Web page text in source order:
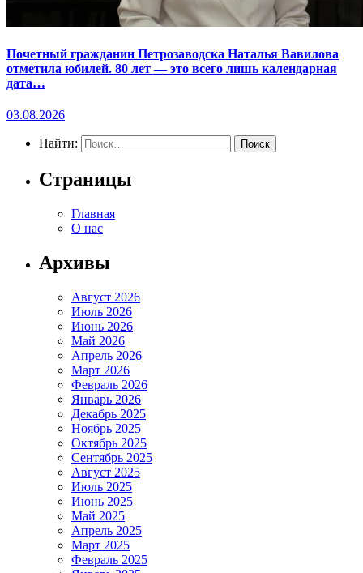
Почетный гражданин Петрозаводска Наталья Вавилова
отметила юбилей. 80 лет — это всего лишь календарная
дата…
03.08.2026
Найти:
Страницы
Главная
О нас
Архивы
Август 2026
Июль 2026
Июнь 2026
Май 2026
Апрель 2026
Март 2026
Февраль 2026
Январь 2026
Декабрь 2025
Ноябрь 2025
Октябрь 2025
Сентябрь 2025
Август 2025
Июль 2025
Июнь 2025
Май 2025
Апрель 2025
Март 2025
Февраль 2025